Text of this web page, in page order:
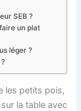
SEB ?
un plat
léger ?
les petits pois,
la table avec